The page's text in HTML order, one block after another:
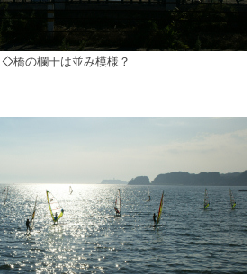
◇橋の欄干は並み模様？